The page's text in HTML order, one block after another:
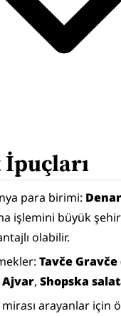
İpuçları
para birimi:
işlemini büyük
olabilir.
Tavče Gravče
Ajvar, Shopska
mirası arayanlar için